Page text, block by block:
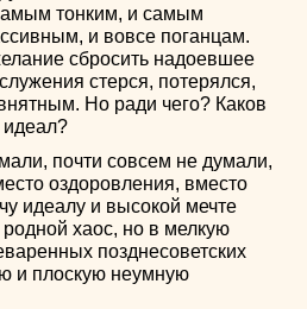
тонким, и самым
и вовсе поганцам.
сбросить надоевшее
стерся, потерялся,
Но ради чего? Каков
почти совсем не думали,
оздоровления, вместо
идеалу и высокой мечте
хаос, но в мелкую
позднесоветских
и плоскую неумную